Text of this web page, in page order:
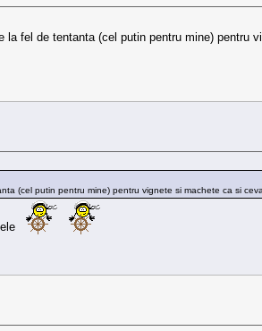
fel de tentanta (cel putin pentru mine)
(cel putin pentru mine) pentru vignete si machete ca si